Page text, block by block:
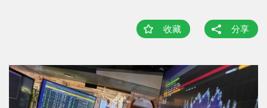
收藏 分享